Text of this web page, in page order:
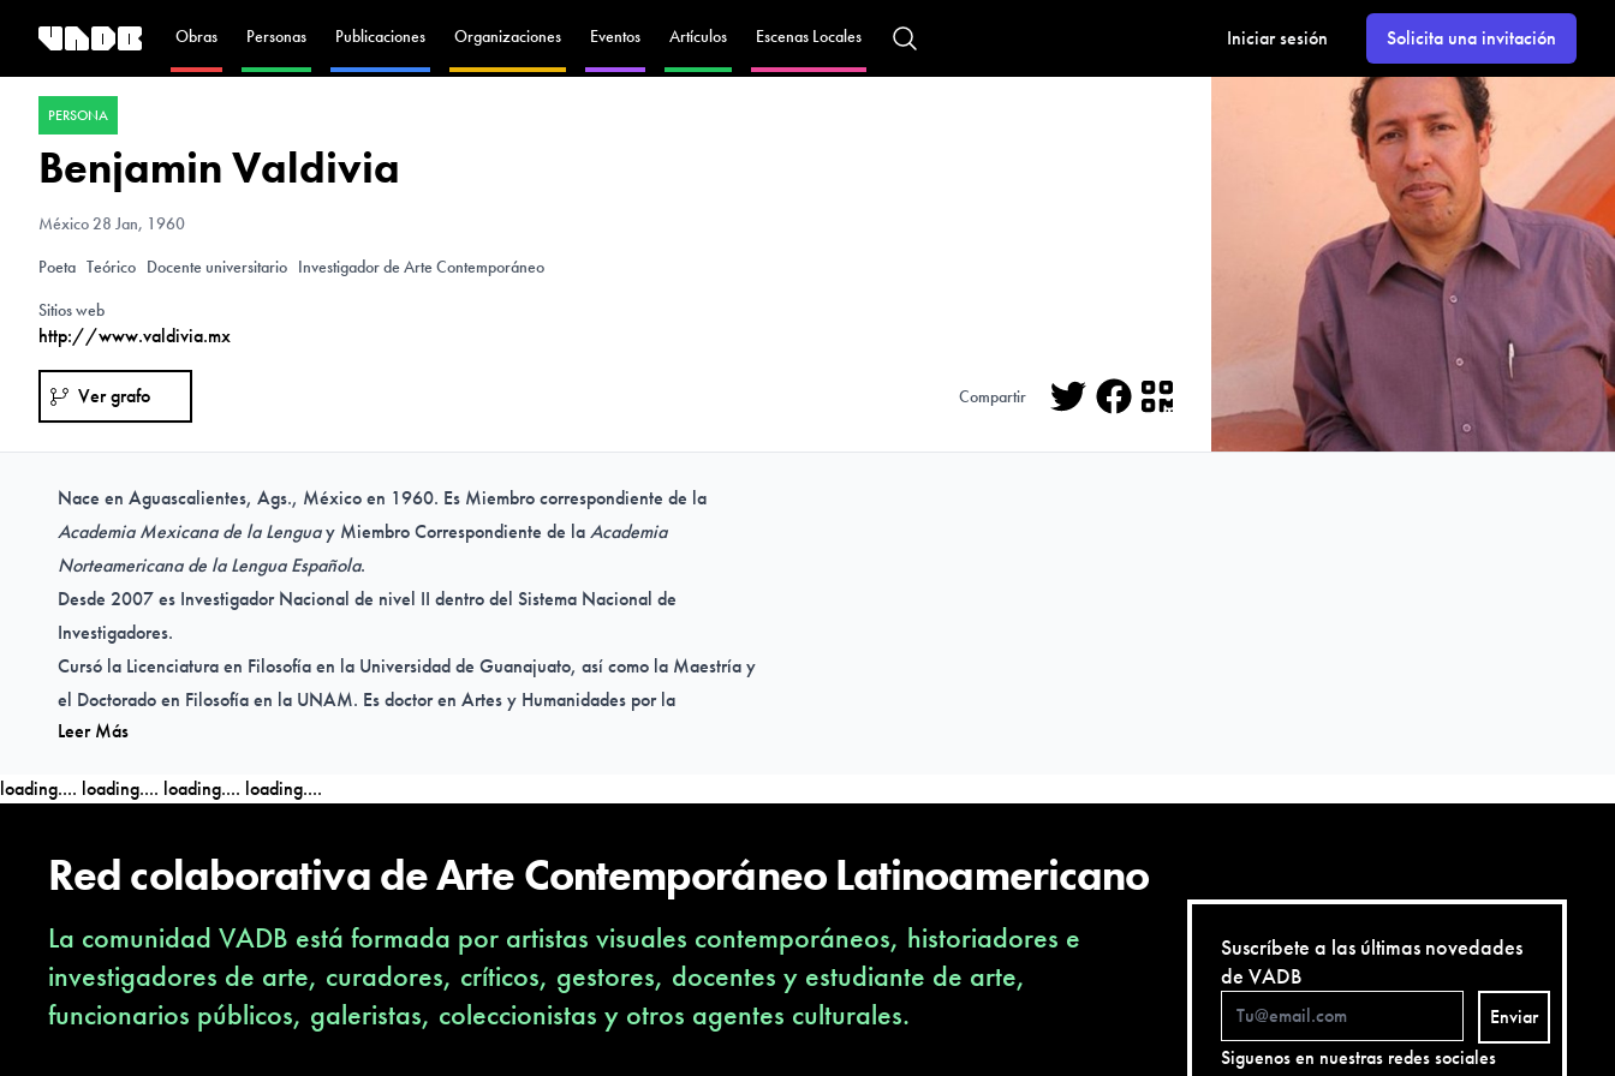
Obras Personas Publicaciones Organizaciones Eventos Artículos Escenas Locales Iniciar sesión Solicita una invitación
PERSONA
Benjamin Valdivia
México28 Jan, 1960
Poeta Teórico Docente universitario Investigador de Arte Contemporáneo
Sitios web
http://www.valdivia.mx
Ver grafo Compartir
Facebook
Nace en Aguascalientes, Ags., México en 1960. Es Miembro correspondiente de la
Academia Mexicana de la Lenguay Miembro Correspondiente de laAcademia
Norteamericana de la Lengua Española.
Desde 2007 es Investigador Nacional de nivel II dentro del Sistema Nacional de
Investigadores.
Cursó la Licenciatura en Filosofía en la Universidad de Guanajuato, así como la Maestría y
el Doctorado en Filosofía en la UNAM. Es doctor en Artes y Humanidades por la
Universidad Autónoma de Zacatecas. También cuenta con estudios de Doctorado en
estética, poética, metodología, teoría literaria e investigación social.
supera los 60 libros individuales, 20 colectivos o en colaboración, 10 antologías
preparadas sobre temas o autores y varios cientos de artículos publicados tanto en español
como en otros idiomas. También es autor de múltiples traducciones que ha efectuado desde
el inglés, francés, portugués, italiano, alemán y latín.
Otras de sus prácticas artísticas son la música, la fotografía y el teatro.
Leer Más
loading.... loading.... loading.... loading....
Red colaborativa de Arte Contemporáneo Latinoamericano
La comunidad VADB está formada por artistas visuales contemporáneos, historiadores e
investigadores de arte, curadores, críticos, gestores, docentes y estudiante de arte,
funcionarios públicos, galeristas, coleccionistas y otros agentes culturales.
Suscríbete a las últimas novedades
de VADB
Enviar
Siguenos en nuestras redes sociales